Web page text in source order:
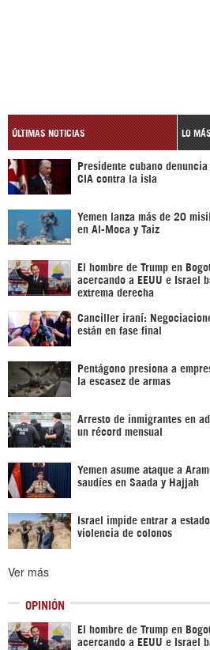
ÚLTIMAS NOTICIAS LO
Presidente cubano
CIA contra la isla
Yemen lanza más de 20
en Al-Moca y Taiz
El hombre de Trump en
acercando a EEUU e Israel
extrema derecha
Canciller iraní:
están en fase final
Pentágono presiona a
la escasez de armas
Arresto de inmigrantes en
un récord mensual
Yemen asume ataque a
saudíes en Saada y Hajjah
Israel impide entrar a
violencia de colonos
Ver más
OPINIÓN
El hombre de Trump en
acercando a EEUU e Israel